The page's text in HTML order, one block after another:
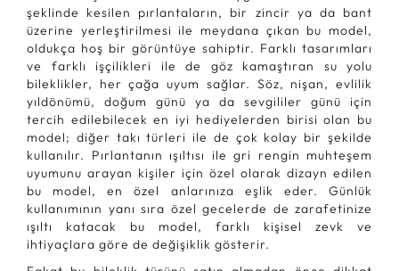
şeklinde kesilen pırlantaların, bir zincir ya da bant
üzerine yerleştirilmesi ile meydana çıkan bu model,
oldukça hoş bir görüntüye sahiptir. Farklı tasarımları
ve farklı işçilikleri ile de göz kamaştıran su yolu
bileklikler, her çağa uyum sağlar. Söz, nişan, evlilik
yıldönümü, doğum günü ya da sevgililer günü için
tercih edilebilecek en iyi hediyelerden birisi olan bu
model; diğer takı türleri ile de çok kolay bir şekilde
kullanılır. Pırlantanın ışıltısı ile gri rengin muhteşem
uyumunu arayan kişiler için özel olarak dizayn edilen
bu model, en özel anlarınıza eşlik eder. Günlük
kullanımının yanı sıra özel gecelerde de zarafetinize
ışıltı katacak bu model, farklı kişisel zevk ve
ihtiyaçlara göre de değişiklik gösterir.